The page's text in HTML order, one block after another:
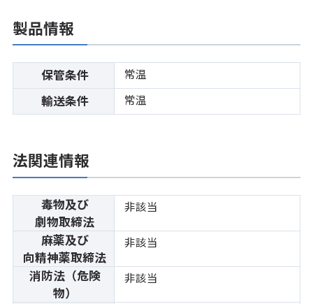
製品情報
保管条件 常温
輸送条件 常温
法関連情報
毒物及び
劇物取締法
非該当
麻薬及び
向精神薬取締法
非該当
消防法（危険
物）
非該当